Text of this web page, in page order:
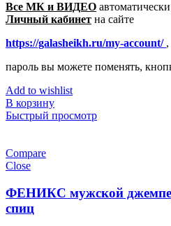
Все МК и ВИДЕО
Личный кабинет на сайте
https://galasheikh.ru/my-account/ ,
пароль вы можете поменять,
Add to wishlist
В корзину
Быстрый просмотр
Compare
Close
ФЕНИКС мужской
спиц